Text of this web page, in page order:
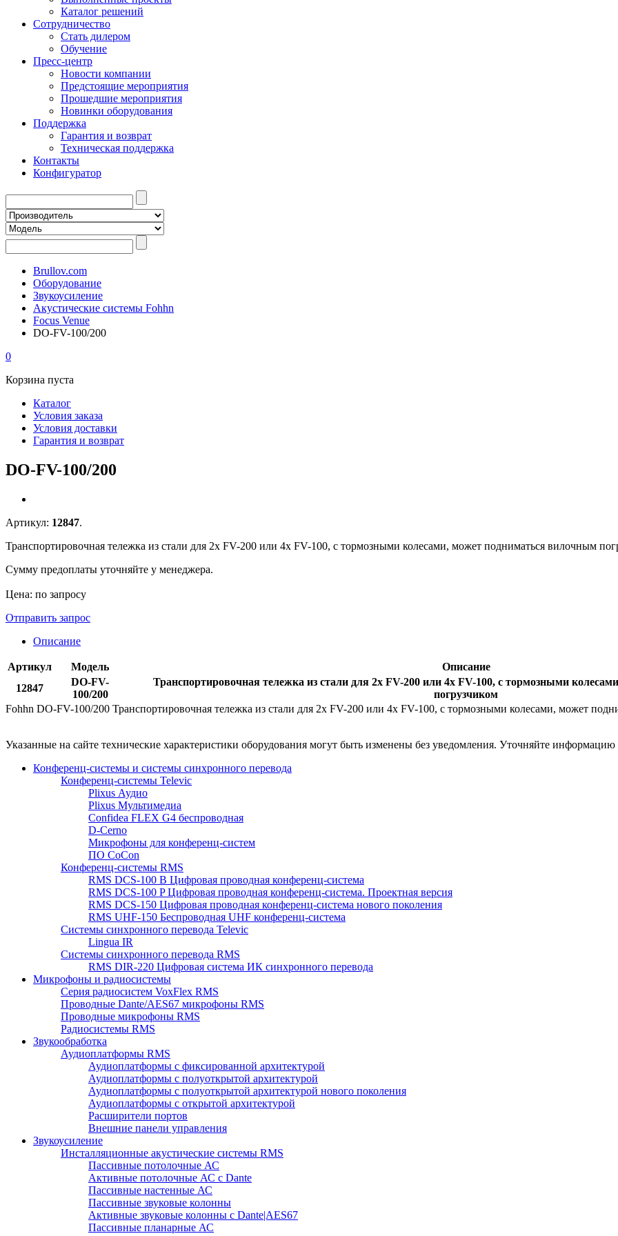
Каталог решений
Сотрудничество
Стать дилером
Обучение
Пресс-центр
Новости компании
Предстоящие мероприятия
Прошедшие мероприятия
Новинки оборудования
Поддержка
Гарантия и возврат
Техническая поддержка
Контакты
Конфигуратор
Brullov.com
Оборудование
Звукоусиление
Акустические системы Fohhn
Focus Venue
DO-FV-100/200
0
Корзина пуста
Каталог
Условия заказа
Условия доставки
Гарантия и возврат
DO-FV-100/200
Артикул: 12847.
Транспортировочная тележка из стали для 2х FV-200 или 4х FV-100, с тормозными колесами, может подниматься вилочным
Сумму предоплаты уточняйте у менеджера.
Цена: по запросу
Отправить запрос
Описание
Артикул Модель Описание
12847
DO-FV-
100/200
Транспортировочная тележка из стали для 2х FV-200 или 4х FV-100, с тормозными
погрузчиком
Fohhn DO-FV-100/200 Транспортировочная тележка из стали для 2х FV-200 или 4х FV-100, с тормозными колесами, может
Указанные на сайте технические характеристики оборудования могут быть изменены без уведомления. Уточняйте
Конференц-системы и системы синхронного перевода
Конференц-системы Televic
Plixus Аудио
Plixus Мультимедиа
Confidea FLEX G4 беспроводная
D-Cerno
Микрофоны для конференц-систем
ПО CoCon
Конференц-системы RMS
RMS DCS-100 B Цифровая проводная конференц-система
RMS DCS-100 P Цифровая проводная конференц-система. Проектная версия
RMS DCS-150 Цифровая проводная конференц-система нового поколения
RMS UHF-150 Беспроводная UHF конференц-система
Системы синхронного перевода Televic
Lingua IR
Системы синхронного перевода RMS
RMS DIR-220 Цифровая система ИК синхронного перевода
Микрофоны и радиосистемы
Серия радиосистем VoxFlex RMS
Проводные Dante/AES67 микрофоны RMS
Проводные микрофоны RMS
Радиосистемы RMS
Звукообработка
Аудиоплатформы RMS
Аудиоплатформы с фиксированной архитектурой
Аудиоплатформы с полуоткрытой архитектурой
Аудиоплатформы с полуоткрытой архитектурой нового поколения
Аудиоплатформы с открытой архитектурой
Расширители портов
Внешние панели управления
Звукоусиление
Инсталляционные акустические системы RMS
Пассивные потолочные АС
Активные потолочные АС с Dante
Пассивные настенные АС
Пассивные звуковые колонны
Активные звуковые колонны с Dante|AES67
Пассивные планарные АС